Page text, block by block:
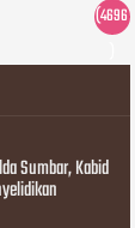
(4696
Sumbar, Kabid